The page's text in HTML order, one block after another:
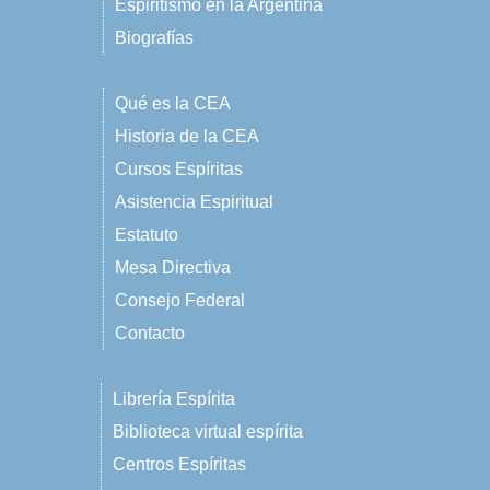
Espiritismo en la Argentina
Biografías
Qué es la CEA
Historia de la CEA
Cursos Espíritas
Asistencia Espiritual
Estatuto
Mesa Directiva
Consejo Federal
Contacto
Librería Espírita
Biblioteca virtual espírita
Centros Espíritas